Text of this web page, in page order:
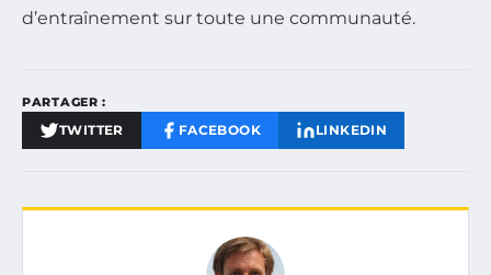
d’entraînement sur toute une communauté.
PARTAGER :
TWITTER FACEBOOK LINKEDIN